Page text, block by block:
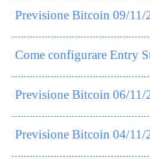
Previsione Bitcoin 09/11/
Come configurare Entry
Previsione Bitcoin 06/11/
Previsione Bitcoin 04/11/